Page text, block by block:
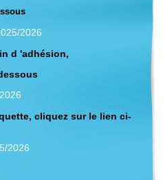
2026
d 'adhésion,
cliquez sur le lien ci-
2026